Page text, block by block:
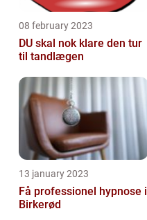
08 february 2023
DU skal nok klare den tur
til tandlægen
13 january 2023
Få professionel hypnose i
Birkerød